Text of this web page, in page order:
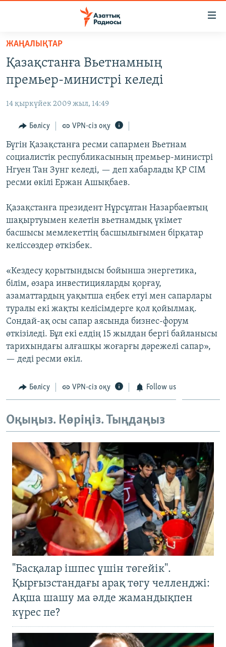
Skip
main
content
Skip
to
Navigation
Skip
to
Search
САЯСАТ
AZATTYQTV
ҚАҢТАР ОҚИҒАСЫ
АДАМ ҚҰҚЫҚТАРЫ
ӘЛЕУМЕТ
ӘЛЕМ
АРНАЙЫ ЖОБАЛАР
Русский
ЖАЗЫЛЫҢЫЗ
Басқа тілдерде
ЖАҢАЛЫҚТАР
Қазақстанға Вьетнамның
премьер-министрі келеді
14 қыркүйек 2009 жыл, 14:49
Бөлісу VPN-сіз оқу
Бүгін Қазақстанға ресми сапармен Вьетнам
социалистік республикасының премьер-министрі
Нгуен Тан Зунг келеді, — деп хабарлады ҚР СІМ
ресми өкілі Ержан Ашықбаев.
Қазақстанға президент Нұрсұлтан Назарбаевтың
шақыртуымен келетін вьетнамдық үкімет
басшысы мемлекеттің басшылығымен бірқатар
келіссөздер өткізбек.
«Кездесу қорытындысы бойынша энергетика,
білім, өзара инвестицияларды қорғау,
азаматтардың уақытша еңбек етуі мен сапарлары
туралы екі жақты келісімдерге қол қойылмақ.
Сондай-ақ осы сапар аясында бизнес-форум
өткізіледі. Бұл екі елдің 15 жылдан бергі байланысы
тарихындағы алғашқы жоғарғы дәрежелі сапар»,
— деді ресми өкіл.
Бөлісу VPN-сіз оқу Follow us
Оқыңыз. Көріңіз. Тыңдаңыз
"Басқалар ішпес үшін төгейік".
Қырғызстандағы арақ төгу челленджі:
Ақша шашу ма әлде жамандықпен
күрес пе?